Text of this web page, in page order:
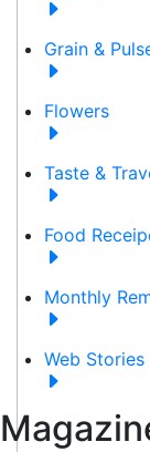
Grain &
Flowers
Taste &
Food
Monthly
Web Stories